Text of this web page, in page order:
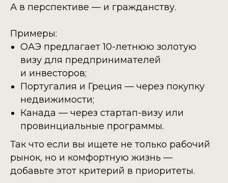
А в перспективе — и гражданству.
Примеры:
ОАЭ предлагает 10-летнюю золотую
визу для предпринимателей
и инвесторов;
Португалия и Греция — через покупку
недвижимости;
Канада — через стартап-визу или
провинциальные программы.
Так что если вы ищете не только рабочий
рынок, но и комфортную жизнь —
добавьте этот критерий в приоритеты.